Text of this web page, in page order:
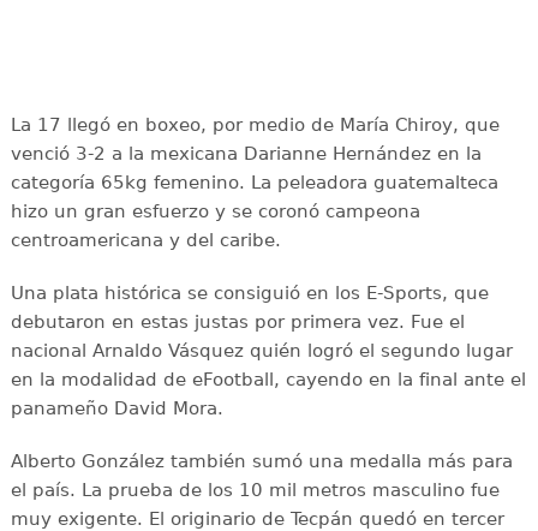
La 17 llegó en boxeo, por medio de María Chiroy, que
venció 3-2 a la mexicana Darianne Hernández en la
categoría 65kg femenino. La peleadora guatemalteca
hizo un gran esfuerzo y se coronó campeona
centroamericana y del caribe.
Una plata histórica se consiguió en los E-Sports, que
debutaron en estas justas por primera vez. Fue el
nacional Arnaldo Vásquez quién logró el segundo lugar
en la modalidad de eFootball, cayendo en la final ante el
panameño David Mora.
Alberto González también sumó una medalla más para
el país. La prueba de los 10 mil metros masculino fue
muy exigente. El originario de Tecpán quedó en tercer